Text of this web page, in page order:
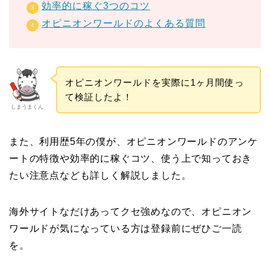
効率的に稼ぐ3つのコツ
オピニオンワールドのよくある質問
しまうまくん
オピニオンワールドを実際に1ヶ月間使っ
て検証したよ！
また、利用歴5年の僕が、オピニオンワールドのアンケ
ートの特徴や効率的に稼ぐコツ、使う上で知っておき
たい注意点なども詳しく解説しました。
海外サイトなだけあってクセ強めなので、オピニオン
ワールドが気になっている方は登録前にぜひご一読
を。